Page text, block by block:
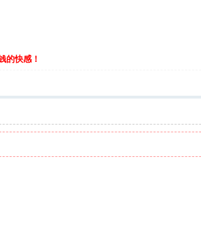
的快感！